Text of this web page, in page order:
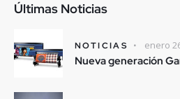
Últimas Noticias
NOTICIAS enero
Nueva generación